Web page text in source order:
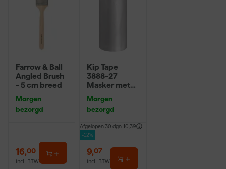
Farrow & Ball
Angled Brush
- 5 cm breed
Morgen
bezorgd
16,00
incl. BTW
Kip Tape
3888-27
Masker met
2,7 x 20m
Morgen
bezorgd
Afgelopen 30 dgn 10,39
-12%
9,07
incl. BTW